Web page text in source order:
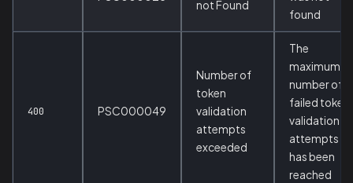
not Found
found
400 PSC000049
Number of
token
validation
attempts
exceeded
The
maximum
number of
failed token
validation
attempts
has been
reached